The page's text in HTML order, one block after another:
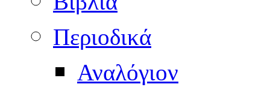
Περιοδικά
Αναλόγιον